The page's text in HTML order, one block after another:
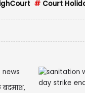
# Court